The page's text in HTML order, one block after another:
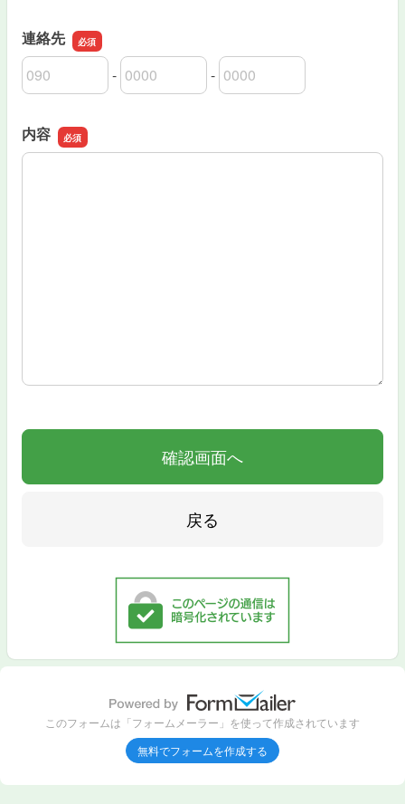
連絡先
連絡先の市外局番
-
連絡先の市内局番 -
連絡先の加入者番号
内容
内容
このフォームは「フォームメーラー」を使って作成されています
無料でフォームを作成する